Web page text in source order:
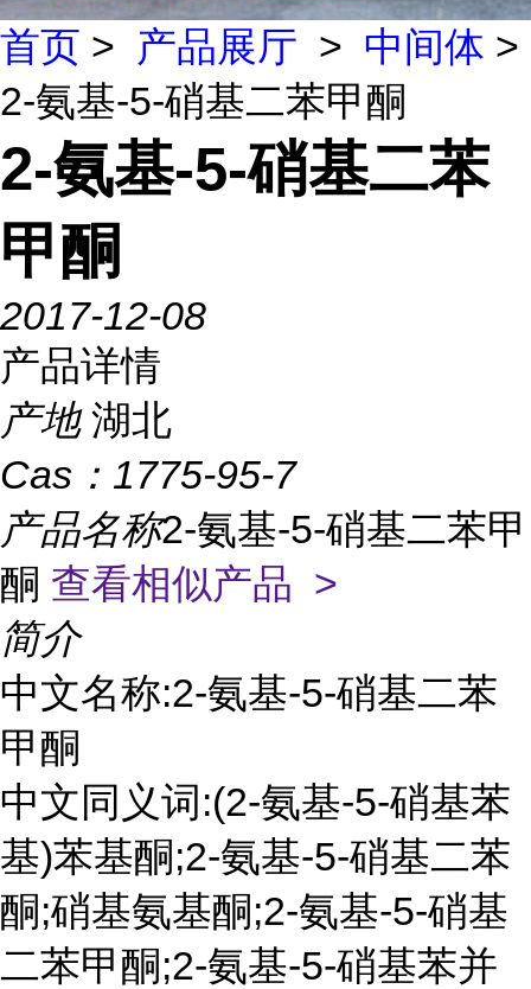
首页 > 产品展厅 > 中间体 >
2-氨基-5-硝基二苯甲酮
2-氨基-5-硝基二苯
甲酮
2017-12-08
产品详情
产地 湖北
Cas： 1775-95-7
产品名称2-氨基-5-硝基二苯甲
酮 查看相似产品 >
简介
中文名称:2-氨基-5-硝基二苯
甲酮
中文同义词:(2-氨基-5-硝基苯
基)苯基酮;2-氨基-5-硝基二苯
酮;硝基氨基酮;2-氨基-5-硝基
二苯甲酮;2-氨基-5-硝基苯并